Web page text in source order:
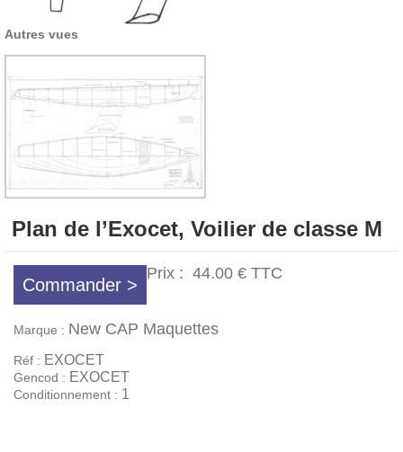
Autres vues
Plan de l’Exocet, Voilier de classe M
Commander >
Prix : 44.00 € TTC
Marque : New CAP Maquettes
Réf : EXOCET
Gencod : EXOCET
Conditionnement : 1